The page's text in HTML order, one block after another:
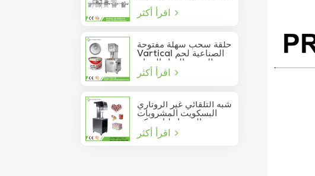
حلقة سحب سهلة مفتوحة
Vartical الصناعية لحم
الخنزير الغداء الدجاج
صدور اللحوم الغذاء يمكن
فراغ آلة ختم
شبه التلقائي غير الروتاري
البسكويت المشروبات
عصير الصودا دليل يمكن
السدادة